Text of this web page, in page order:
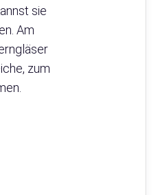
sie
Am
zum